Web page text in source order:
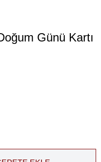
Günü Kartı